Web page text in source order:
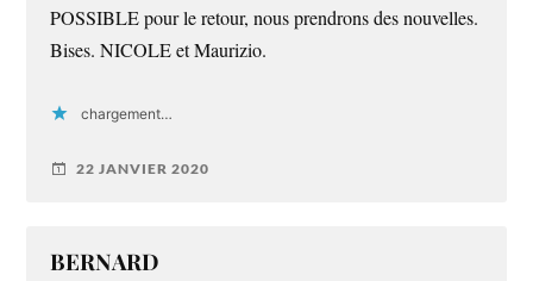
POSSIBLE pour le retour, nous prendrons des nouvelles.
Bises. NICOLE et Maurizio.
chargement…
22 JANVIER 2020
BERNARD